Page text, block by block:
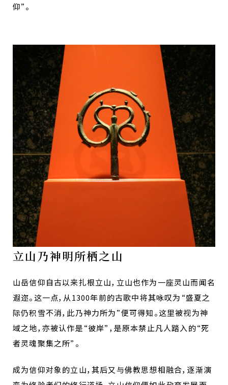
仰”。
立山乃神明所栖之山
山岳信仰自古以来扎根立山，立山也作为一座灵山而闻名
遐迩。这一点，从1300年前的古歌中将其咏叹为“盛夏之
际仍积雪不消，此乃神力所为”便可得知。这里被视为神
域之地，亦被认作是“彼岸”，是原本禁止凡人踏入的“死
者灵魂聚集之所”。
成为信仰对象的立山，其后又与佛教思想相融合，逐渐演